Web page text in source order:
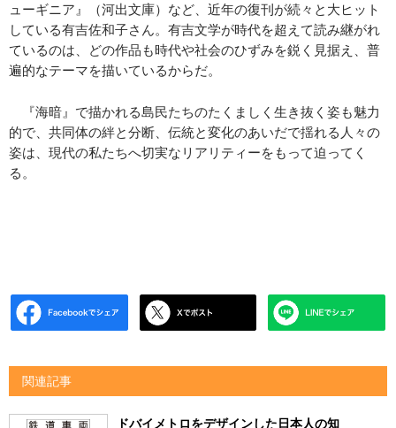
ューギニア』（河出文庫）など、近年の復刊が続々と大ヒット
している有吉佐和子さん。有吉文学が時代を超えて読み継がれ
ているのは、どの作品も時代や社会のひずみを鋭く見据え、普
遍的なテーマを描いているからだ。
『海暗』で描かれる島民たちのたくましく生き抜く姿も魅力
的で、共同体の絆と分断、伝統と変化のあいだで揺れる人々の
姿は、現代の私たちへ切実なリアリティーをもって迫ってく
る。
関連記事
ドバイメトロをデザインした日本人の知